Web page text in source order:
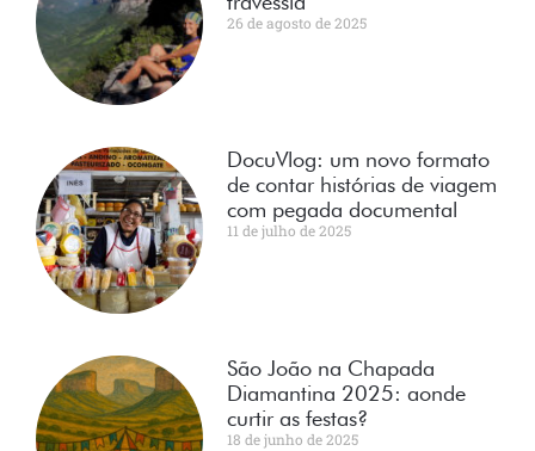
26 de agosto de 2025
DocuVlog: um novo formato
de contar histórias de viagem
com pegada documental
11 de julho de 2025
São João na Chapada
Diamantina 2025: aonde
curtir as festas?
18 de junho de 2025